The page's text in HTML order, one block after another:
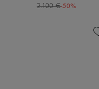
2.100 €-50%